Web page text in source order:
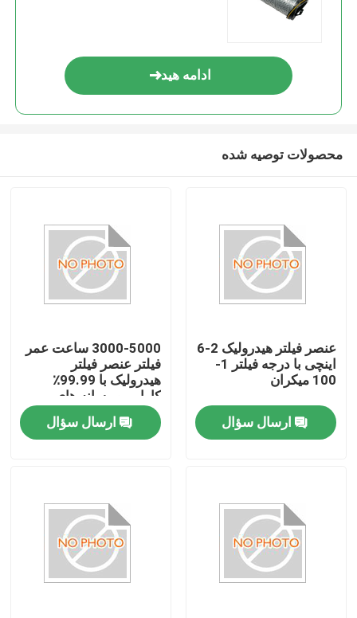
صفحه اصلی
فیلم های
درباره ما
ادامه هید
محصولات توصیه شده
عنصر فیلتر هیدرولیک 2-6
اینچی با درجه فیلتر 1-
100 میکران
ارسال سؤال
3000-5000 ساعت عمر
فیلتر عنصر فیلتر
هیدرولیک با 99.99٪
کارایی و رسانه های
فیبرگلاس
ارسال سؤال